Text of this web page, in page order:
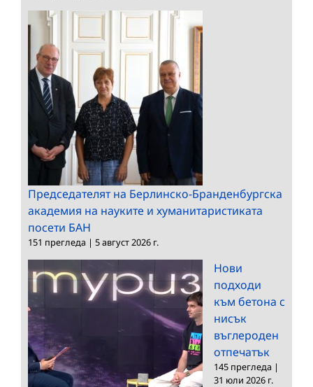
Председателят на Берлинско-Бранденбургска
академия на науките и хуманитаристиката
посети БАН
151 прегледа | 5 август 2026 г.
Нови
подходи
към бетона с
нисък
въглероден
отпечатък
145 прегледа |
31 юли 2026 г.